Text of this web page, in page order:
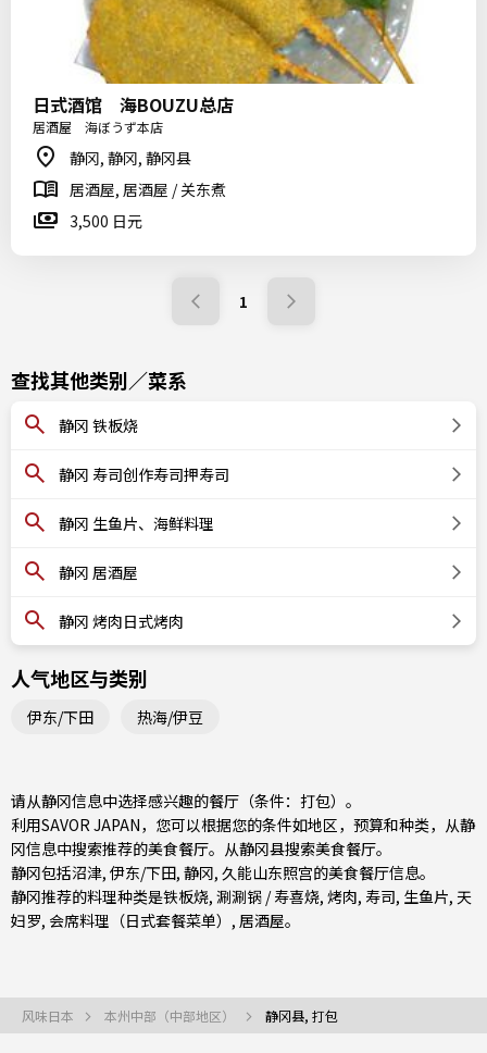
日式酒馆 海BOUZU总店
居酒屋 海ぼうず本店
静冈, 静冈, 静冈县
居酒屋, 居酒屋 / 关东煮
3,500 日元
1
查找其他类别／菜系
静冈 铁板烧
静冈 寿司创作寿司押寿司
静冈 生鱼片、海鲜料理
静冈 居酒屋
静冈 烤肉日式烤肉
人气地区与类别
伊东/下田 热海/伊豆
请从静冈信息中选择感兴趣的餐厅（条件：打包）。
利用SAVOR JAPAN，您可以根据您的条件如地区，预算和种类，从静
冈信息中搜索推荐的美食餐厅。从静冈县搜索美食餐厅。
静冈包括沼津, 伊东/下田, 静冈, 久能山东照宫的美食餐厅信息。
静冈推荐的料理种类是铁板烧, 涮涮锅 / 寿喜烧, 烤肉, 寿司, 生鱼片, 天
妇罗, 会席料理（日式套餐菜单） , 居酒屋。
风味日本 本州中部（中部地区） 静冈县, 打包